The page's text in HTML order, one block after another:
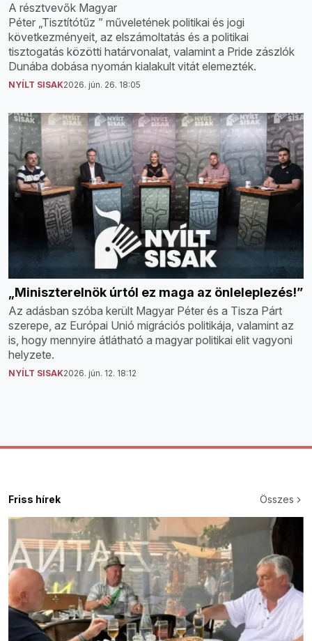
A résztvevők Magyar
Péter „Tisztítótűz ” műveletének politikai és jogi
következményeit, az elszámoltatás és a politikai
tisztogatás közötti határvonalat, valamint a Pride zászlók
Dunába dobása nyomán kialakult vitát elemezték.
NYÍLT SISAK2026. jún. 26. 18:05
„Miniszterelnök úrtól ez maga az önleleplezés!”
Az adásban szóba került Magyar Péter és a Tisza Párt
szerepe, az Európai Unió migrációs politikája, valamint az
is, hogy mennyire átlátható a magyar politikai elit vagyoni
helyzete.
NYÍLT SISAK2026. jún. 12. 18:12
Friss hírek Összes